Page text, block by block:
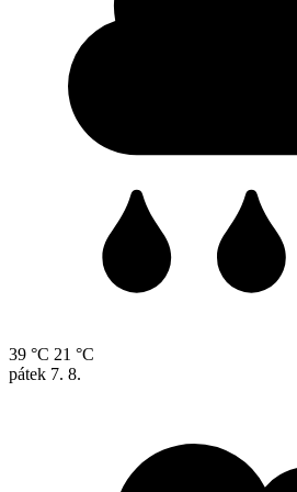
39 °C 21 °C
pátek 7. 8.